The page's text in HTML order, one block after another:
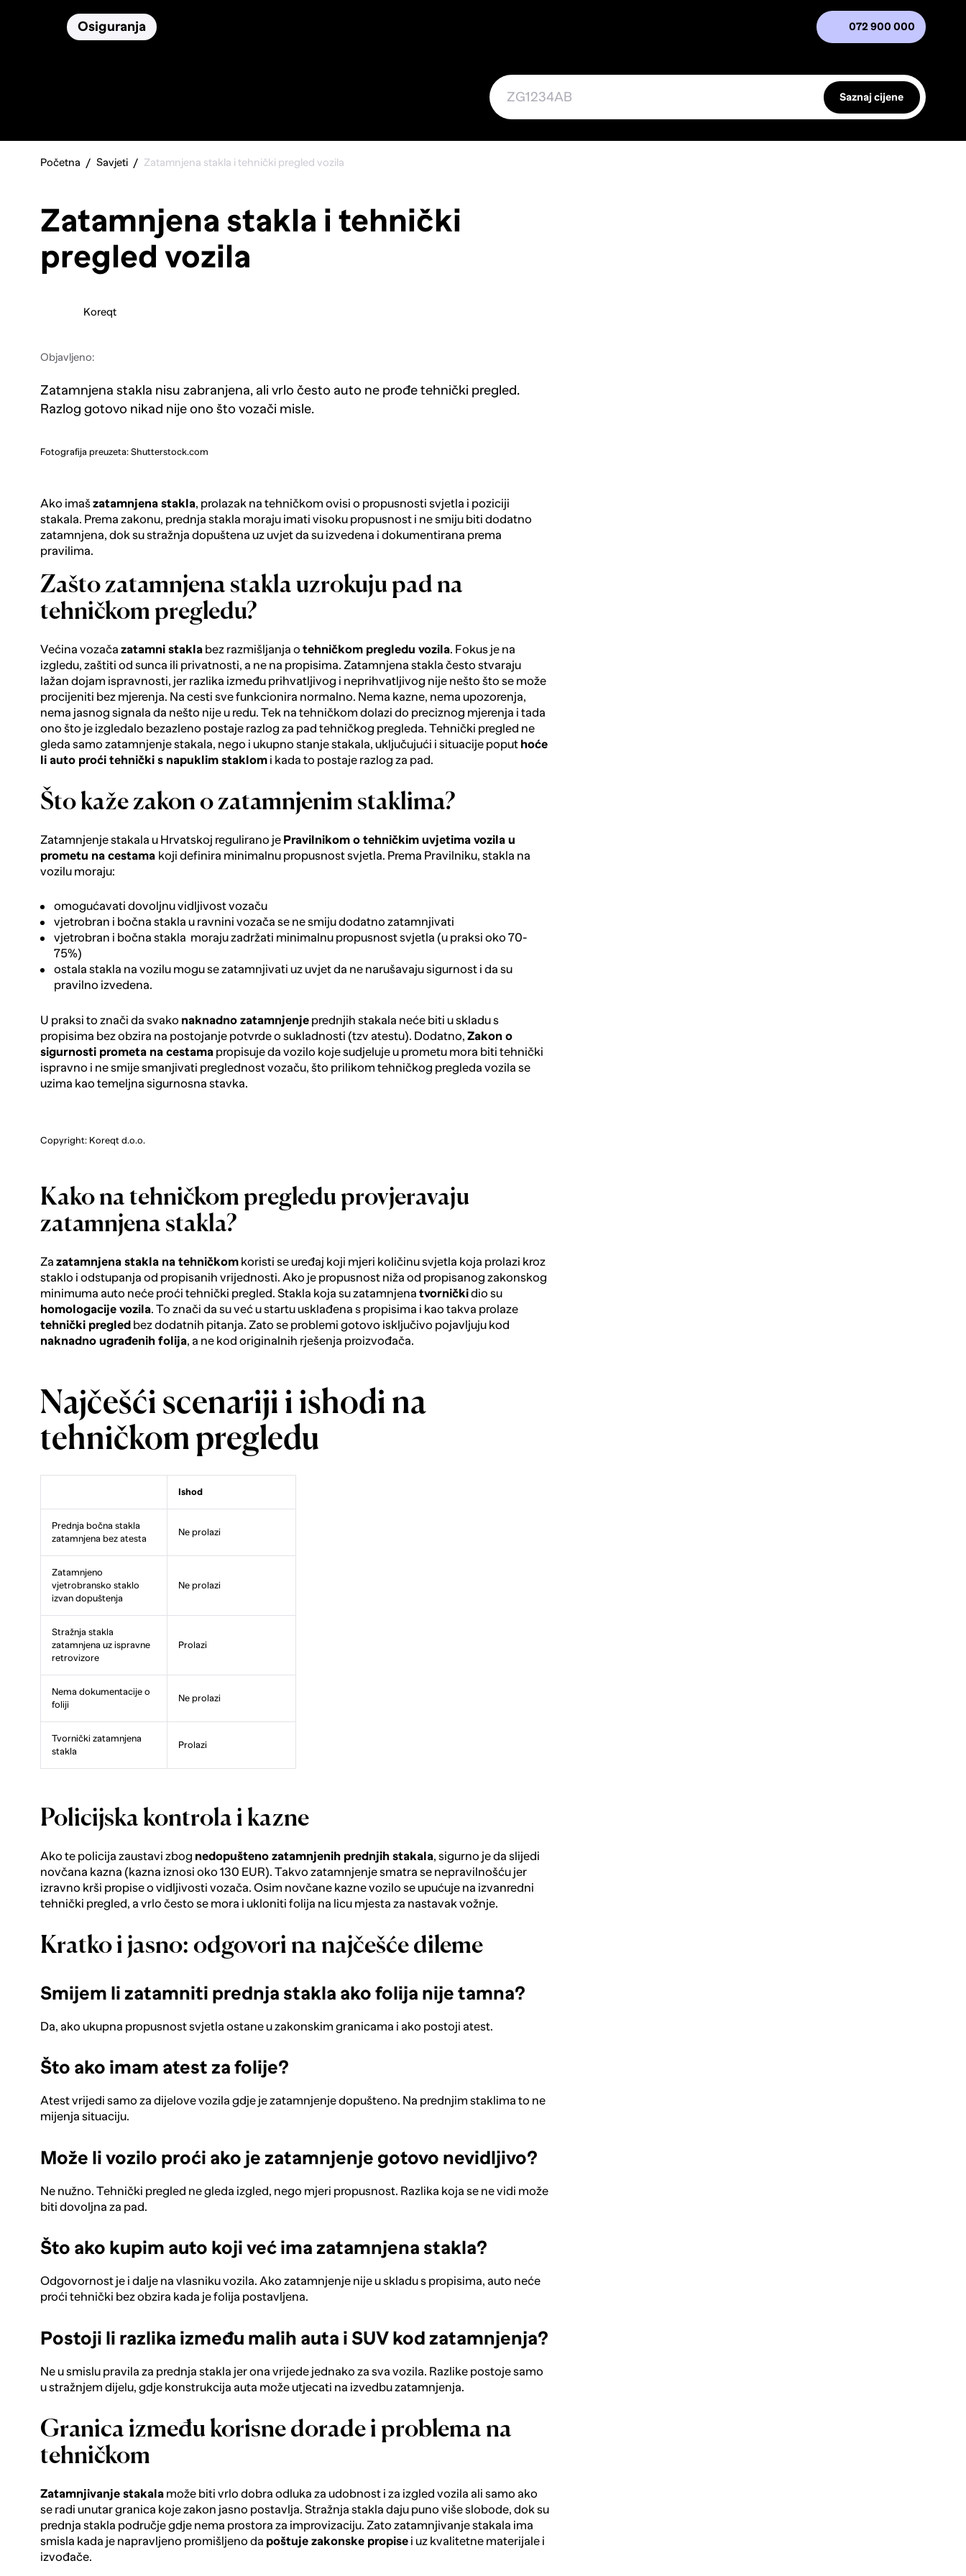
Osiguranja 072 900 000
Saznaj cijene
Početna Savjeti Zatamnjena stakla i tehnički pregled vozila
Zatamnjena stakla i tehnički
pregled vozila
Koreqt
Objavljeno:
Zatamnjena stakla nisu zabranjena, ali vrlo često auto ne prođe tehnički pregled.
Razlog gotovo nikad nije ono što vozači misle.
Fotografija preuzeta: Shutterstock.com
Ako imašzatamnjena stakla, prolazak na tehničkom ovisi o propusnosti svjetla i poziciji
stakala. Prema zakonu, prednja stakla moraju imati visoku propusnost i ne smiju biti dodatno
zatamnjena, dok su stražnja dopuštena uz uvjet da su izvedena i dokumentirana prema
pravilima.
Zašto zatamnjena stakla uzrokuju pad na
tehničkom pregledu?
Većina vozača zatamni stakla bez razmišljanja o tehničkom pregledu vozila. Fokus je na
izgledu, zaštiti od sunca ili privatnosti, a ne na propisima. Zatamnjena stakla često stvaraju
lažan dojam ispravnosti, jer razlika između prihvatljivog i neprihvatljivog nije nešto što se može
procijeniti bez mjerenja. Na cesti sve funkcionira normalno. Nema kazne, nema upozorenja,
nema jasnog signala da nešto nije u redu. Tek na tehničkom dolazi do preciznog mjerenja i tada
ono što je izgledalo bezazleno postaje razlog za pad tehničkog pregleda. Tehnički pregled ne
gleda samo zatamnjenje stakala, nego i ukupno stanje stakala, uključujući i situacije poput hoće
li auto proći tehnički s napuklim staklom i kada to postaje razlog za pad.
Što kaže zakon o zatamnjenim staklima?
Zatamnjenje stakala u Hrvatskoj regulirano je Pravilnikom o tehničkim uvjetima vozila u
prometu na cestama koji definira minimalnu propusnost svjetla. Prema Pravilniku, stakla na
vozilu moraju:
omogućavati dovoljnu vidljivost vozaču
vjetrobran i bočna stakla u ravnini vozača se ne smiju dodatno zatamnjivati
vjetrobran i bočna stakla moraju zadržati minimalnu propusnost svjetla (u praksi oko 70-
75%)
ostala stakla na vozilu mogu se zatamnjivati uz uvjet da ne narušavaju sigurnost i da su
pravilno izvedena.
U praksi to znači da svako naknadno zatamnjenje prednjih stakala neće biti u skladu s
propisima bez obzira na postojanje potvrde o sukladnosti (tzv atestu). Dodatno, Zakon o
sigurnosti prometa na cestama propisuje da vozilo koje sudjeluje u prometu mora biti tehnički
ispravno i ne smije smanjivati preglednost vozaču, što prilikom tehničkog pregleda vozila se
uzima kao temeljna sigurnosna stavka.
Copyright: Koreqt d.o.o.
Kako na tehničkom pregledu provjeravaju
zatamnjena stakla?
Za zatamnjena stakla na tehničkom koristi se uređaj koji mjeri količinu svjetla koja prolazi kroz
staklo i odstupanja od propisanih vrijednosti. Ako je propusnost niža od propisanog zakonskog
minimuma auto neće proći tehnički pregled. Stakla koja su zatamnjena tvorničkidio su
homologacije vozila. To znači da su već u startu usklađena s propisima i kao takva prolaze
tehnički pregled bez dodatnih pitanja. Zato se problemi gotovo isključivo pojavljuju kod
naknadno ugrađenih folija, a ne kod originalnih rješenja proizvođača.
Najčešći scenariji i ishodi na
tehničkom pregledu
Ishod
Prednja bočna stakla
zatamnjena bez atesta
Ne prolazi
Zatamnjeno
vjetrobransko staklo
izvan dopuštenja
Ne prolazi
Stražnja stakla
zatamnjena uz ispravne
retrovizore
Prolazi
Nema dokumentacije o
foliji
Ne prolazi
Tvornički zatamnjena
stakla
Prolazi
Policijska kontrola i kazne
Ako te policija zaustavi zbog nedopušteno zatamnjenih prednjih stakala, sigurno je da slijedi
novčana kazna (kazna iznosi oko 130 EUR). Takvo zatamnjenje smatra se nepravilnošću jer
izravno krši propise o vidljivosti vozača. Osim novčane kazne vozilo se upućuje na izvanredni
tehnički pregled, a vrlo često se mora i ukloniti folija na licu mjesta za nastavak vožnje.
Kratko i jasno: odgovori na najčešće dileme
Smijem li zatamniti prednja stakla ako folija nije tamna?
Da, ako ukupna propusnost svjetla ostane u zakonskim granicama i ako postoji atest.
Što ako imam atest za folije?
Atest vrijedi samo za dijelove vozila gdje je zatamnjenje dopušteno. Na prednjim staklima to ne
mijenja situaciju.
Može li vozilo proći ako je zatamnjenje gotovo nevidljivo?
Ne nužno. Tehnički pregled ne gleda izgled, nego mjeri propusnost. Razlika koja se ne vidi može
biti dovoljna za pad.
Što ako kupim auto koji već ima zatamnjena stakla?
Odgovornost je i dalje na vlasniku vozila. Ako zatamnjenje nije u skladu s propisima, auto neće
proći tehnički bez obzira kada je folija postavljena.
Postoji li razlika između malih auta i SUV kod zatamnjenja?
Ne u smislu pravila za prednja stakla jer ona vrijede jednako za sva vozila. Razlike postoje samo
u stražnjem dijelu, gdje konstrukcija auta može utjecati na izvedbu zatamnjenja.
Granica između korisne dorade i problema na
tehničkom
Zatamnjivanje stakala može biti vrlo dobra odluka za udobnost i za izgled vozila ali samo ako
se radi unutar granica koje zakon jasno postavlja. Stražnja stakla daju puno više slobode, dok su
prednja stakla područje gdje nema prostora za improvizaciju. Zato zatamnjivanje stakala ima
smisla kada je napravljeno promišljeno da poštuje zakonske propise i uz kvalitetne materijale i
izvođače.